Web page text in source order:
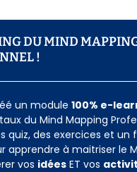
DU MIND
!​
un module 100% e-
du Mind Mapping
quiz, des exercices et un
apprendre à maitriser le
vos idées ET vos